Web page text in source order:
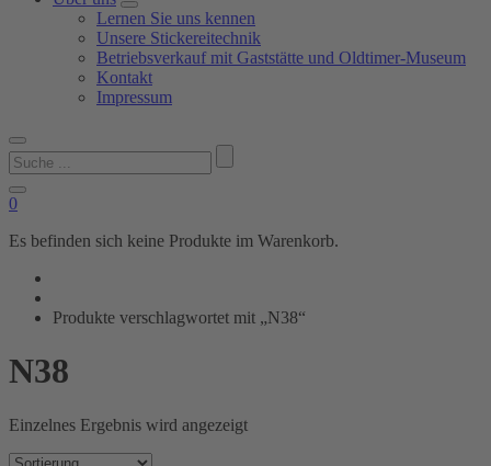
Lernen Sie uns kennen
Unsere Stickereitechnik
Betriebsverkauf mit Gaststätte und Oldtimer-Museum
Kontakt
Impressum
Suchen
nach:
0
Es befinden sich keine Produkte im Warenkorb.
Produkte verschlagwortet mit „N38“
N38
Einzelnes Ergebnis wird angezeigt